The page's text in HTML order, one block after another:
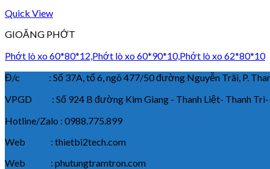
Quick View
GIOĂNG PHỚT
Phớt lò xo 60*80*12,Phớt lò xo 60*90*10,Phớt lò xo 62*80*10
Đ/c : Số 37A, tổ 6, ngõ 477/50 đường Nguyễn Trãi, P. Thanh
VPGD : Số 924 B đường Kim Giang - Thanh Liệt- Thanh
Hotline/Zalo : 0988.775.899
Web : thietbi2tech.com
Web : phutungtramtron.com